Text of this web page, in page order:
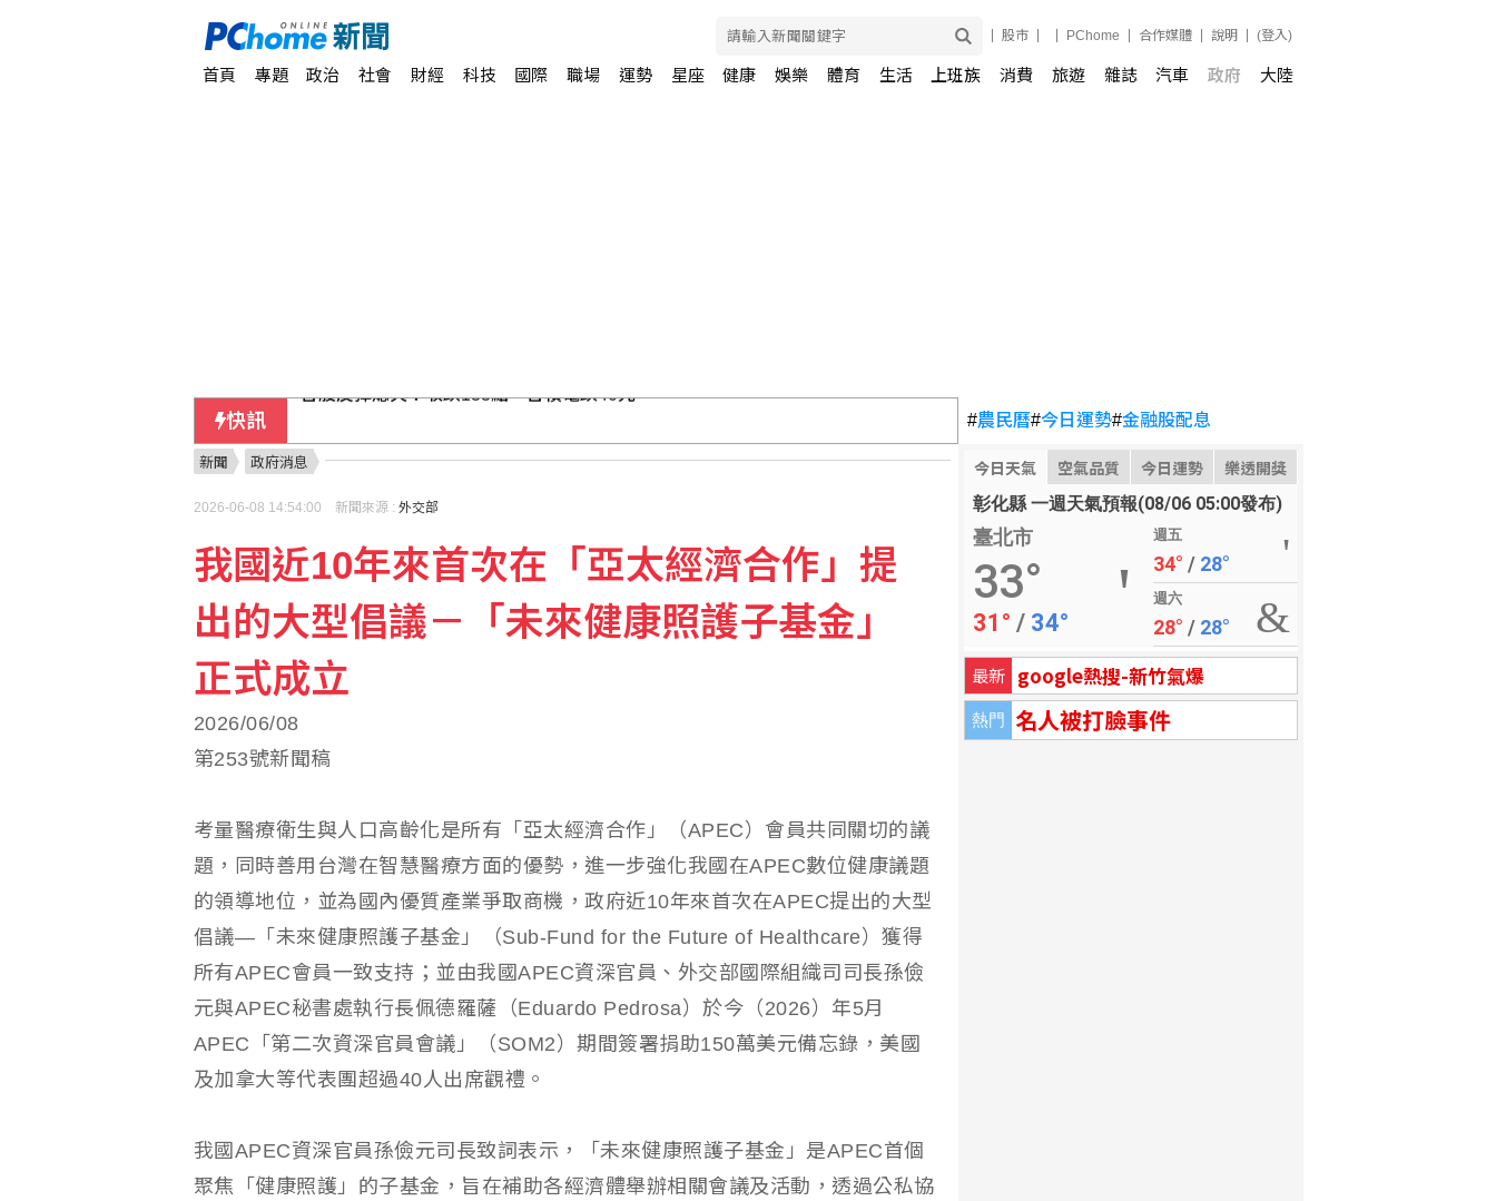
股市 PChome 合作媒體 說明 (登入)
首頁 專題 政治 社會 財經 科技 國際 職場 運勢 星座 健康 娛樂 體育 生活 上班族 消費 旅遊 雜誌 汽車 政府 大陸
快訊
全家支持考公務員無奈夢碎 印度考試不公引發抗議
台股反彈熄火！收跌133點 台積電跌40元
#農民曆#今日運勢#金融股配息
今日天氣 空氣品質 今日運勢 樂透開獎
彰化縣 一週天氣預報(08/06 05:00發布)
臺北市
33°
31° / 34°
週五
34° / 28°
週六
28° / 28°
最新 google熱搜-新竹氣爆
熱門 名人被打臉事件
新聞 政府消息
2026-06-08 14:54:00 新聞來源 : 外交部
我國近10年來首次在「亞太經濟合作」提
出的大型倡議－「未來健康照護子基金」
正式成立
2026/06/08
第253號新聞稿
考量醫療衛生與人口高齡化是所有「亞太經濟合作」（APEC）會員共同關切的議
題，同時善用台灣在智慧醫療方面的優勢，進一步強化我國在APEC數位健康議題
的領導地位，並為國內優質產業爭取商機，政府近10年來首次在APEC提出的大型
倡議—「未來健康照護子基金」（Sub-Fund for the Future of Healthcare）獲得
所有APEC會員一致支持；並由我國APEC資深官員、外交部國際組織司司長孫儉
元與APEC秘書處執行長佩德羅薩（Eduardo Pedrosa）於今（2026）年5月
APEC「第二次資深官員會議」（SOM2）期間簽署捐助150萬美元備忘錄，美國
及加拿大等代表團超過40人出席觀禮。
我國APEC資深官員孫儉元司長致詞表示，「未來健康照護子基金」是APEC首個
聚焦「健康照護」的子基金，旨在補助各經濟體舉辦相關會議及活動，透過公私協